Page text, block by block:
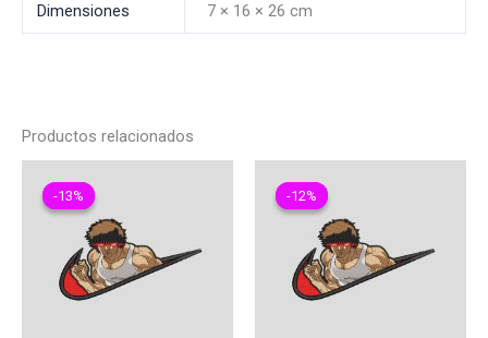
Dimensiones 7 × 16 × 26 cm
Productos relacionados
-13%
-13% -12%
-12%